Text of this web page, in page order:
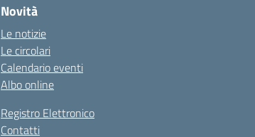
Novità
Le notizie
Le circolari
Calendario eventi
Albo online
Registro Elettronico
Contatti